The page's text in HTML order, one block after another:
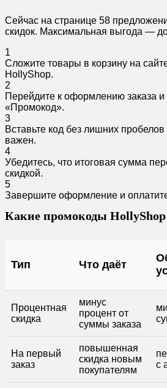
Сейчас на странице 58
скидок. Максимальная выгода —
1
Сложите товары в корзину на
HollyShop.
2
Перейдите к оформлению заказа и
«Промокод».
3
Вставьте код без лишних
важен.
4
Убедитесь, что итоговая сумма
скидкой.
5
Завершите оформление и
Какие промокоды
Тип Что даёт
Процентная
скидка
минус
процент от
суммы заказа
На первый
заказ
повышенная
скидка новым
покупателям
с